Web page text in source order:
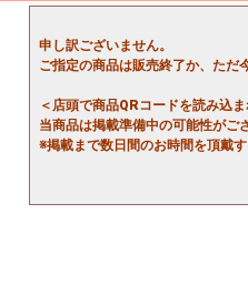
申し訳ございません。
ご指定の商品は販売終了か、ただ
＜店頭で商品QRコードを読み込
当商品は掲載準備中の可能性がご
※掲載まで数日間のお時間を頂戴す